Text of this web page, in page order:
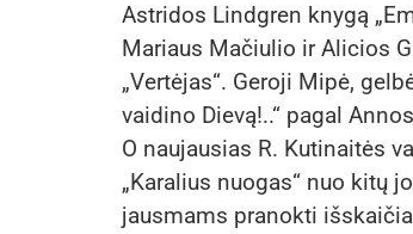
Astridos Lindgren knygą
Mariaus Mačiulio ir Alicios
„Vertėjas“. Geroji Mipė,
vaidino Dievą!..“ pagal
O naujausias R. Kutinaitės
„Karalius nuogas“ nuo kitų
jausmams pranokti